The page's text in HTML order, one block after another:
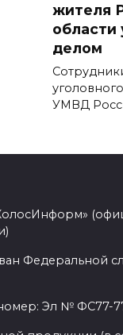
жителя
области
делом
УМВД
Федеральной
Эл № ФС77-